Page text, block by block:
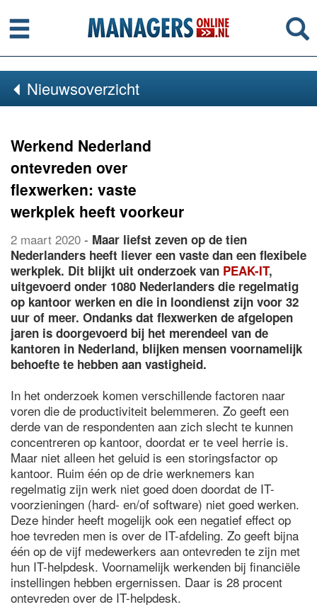
Menu
Nieuwsoverzicht
Werkend Nederland
ontevreden over
flexwerken: vaste
werkplek heeft voorkeur
2 maart 2020 - Maar liefst zeven op de tien
Nederlanders heeft liever een vaste dan een flexibele
werkplek. Dit blijkt uit onderzoek van PEAK-IT,
uitgevoerd onder 1080 Nederlanders die regelmatig
op kantoor werken en die in loondienst zijn voor 32
uur of meer. Ondanks dat flexwerken de afgelopen
jaren is doorgevoerd bij het merendeel van de
kantoren in Nederland, blijken mensen voornamelijk
behoefte te hebben aan vastigheid.
In het onderzoek komen verschillende factoren naar
voren die de productiviteit belemmeren. Zo geeft een
derde van de respondenten aan zich slecht te kunnen
concentreren op kantoor, doordat er te veel herrie is.
Maar niet alleen het geluid is een storingsfactor op
kantoor. Ruim één op de drie werknemers kan
regelmatig zijn werk niet goed doen doordat de IT-
voorzieningen (hard- en/of software) niet goed werken.
Deze hinder heeft mogelijk ook een negatief effect op
hoe tevreden men is over de IT-afdeling. Zo geeft bijna
één op de vijf medewerkers aan ontevreden te zijn met
hun IT-helpdesk. Voornamelijk werkenden bij financiële
instellingen hebben ergernissen. Daar is 28 procent
ontevreden over de IT-helpdesk.